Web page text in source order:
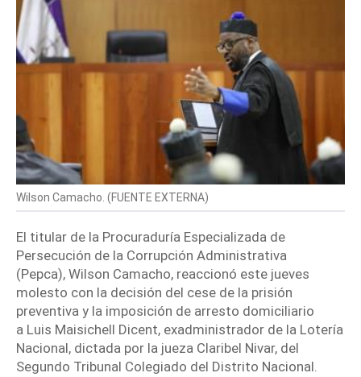
Wilson Camacho. (FUENTE EXTERNA)
El titular de la Procuraduría Especializada de
Persecución de la Corrupción Administrativa
(Pepca), Wilson Camacho, reaccionó este jueves
molesto con la decisión del cese de la prisión
preventiva y la imposición de arresto domiciliario
a Luis Maisichell Dicent, exadministrador de la Lotería
Nacional, dictada por la jueza Claribel Nivar, del
Segundo Tribunal Colegiado del Distrito Nacional.